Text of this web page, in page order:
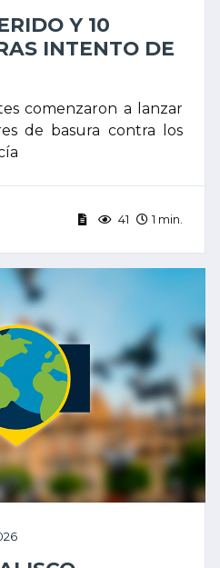
Y 10
INTENTO DE
comenzaron a lanzar
de basura contra los
41 1 min.